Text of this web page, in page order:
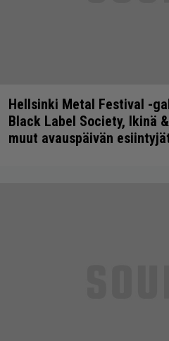
Hellsinki Metal Festival -
Black Label Society, Ikinä
muut avauspäivän